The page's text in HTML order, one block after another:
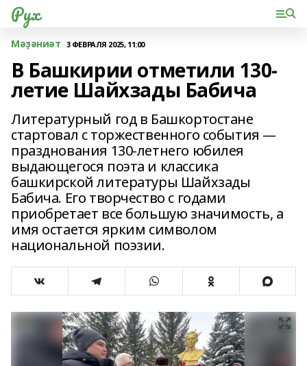
Рух
Мәҙәниәт 3 ФЕВРАЛЯ 2025, 11:00
В Башкирии отметили 130-
летие Шайхзады Бабича
Литературный год в Башкортостане
стартовал с торжественного события —
празднования 130-летнего юбилея
выдающегося поэта и классика
башкирской литературы Шайхзады
Бабича. Его творчество с годами
приобретает все большую значимость, а
имя остается ярким символом
национальной поэзии.